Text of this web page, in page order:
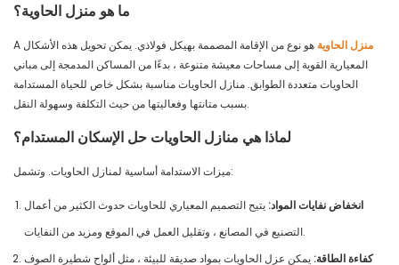
ما هو منزل الحاوية؟
A منزل الحاوية هو نوع من الإقامة المصممة بهيكل فولاذي. يمكن تحويل هذه الأشكال
المعيارية القوية إلى مساحات معيشة متنوعة ، بدءًا من المساكن المدمجة إلى مباني
الحاويات متعددة الطوابق. منازل الحاويات مناسبة بشكل خاص للحياة المستدامة
بسبب متانتها وفعاليتها من حيث التكلفة وسهولة النقل.
لماذا هي منازل الحاويات حل الإسكان المستدام؟
ميزات الاستدامة أساسية لمنازل الحاويات. وتشمل:
انخفاض نفايات المواد: يتيح التصميم المعياري للحاويات حدوث الكثير من أعمال
التصنيع في المصانع ، وتقليل العمل في الموقع ومزيد من النفايات.
كفاءة الطاقة: يمكن عزل الحاويات بمواد صديقة للبيئة ، مثل ألواح شطيرة الصوف